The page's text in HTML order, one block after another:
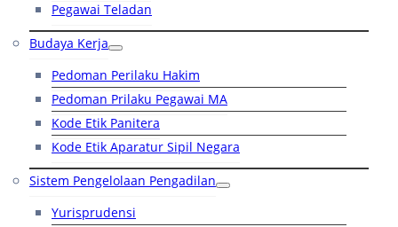
Pegawai Teladan
Budaya Kerja
Pedoman Perilaku Hakim
Pedoman Prilaku Pegawai MA
Kode Etik Panitera
Kode Etik Aparatur Sipil Negara
Sistem Pengelolaan Pengadilan
Yurisprudensi